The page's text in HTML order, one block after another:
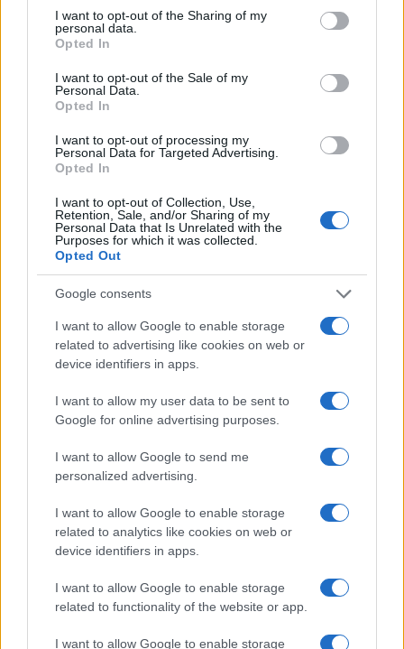
not limited to your visit or usage behaviour. You may click to
grant or deny consent to Google and its third-party tags to
use your data for below specified purposes in below Google
consent section.
I want to opt-out of the Sharing of my
personal data.
Opted In
I want to opt-out of the Sale of my
Personal Data.
Opted In
I want to opt-out of processing my
Personal Data for Targeted Advertising.
Opted In
I want to opt-out of Collection, Use,
Retention, Sale, and/or Sharing of my
Personal Data that Is Unrelated with the
Purposes for which it was collected.
Opted Out
Google consents
I want to allow Google to enable storage
related to advertising like cookies on web or
device identifiers in apps.
I want to allow my user data to be sent to
Google for online advertising purposes.
I want to allow Google to send me
personalized advertising.
I want to allow Google to enable storage
related to analytics like cookies on web or
device identifiers in apps.
I want to allow Google to enable storage
related to functionality of the website or app.
I want to allow Google to enable storage
Notizie in tempo reale?
GalluraOggi.it
daGoogle News
Condividi l'articolo
F
a
ce
b
o
o
k
T
w
it
te
r
Pi
n
te
re
st
W
h
at
s
A
p
p
S
h
a
re
Articolo precedente
Prossimo articolo
NOTIZIE RECENTI
Calangianus, dopo le polemiche il centro
Olbia, divieto di sosta contro spaccio e degrado:
esplode la protesta